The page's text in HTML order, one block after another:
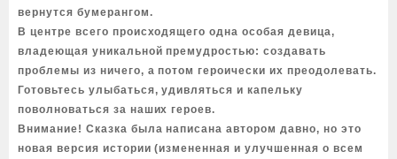
вернутся бумерангом.
В центре всего происходящего одна особая девица,
владеющая уникальной премудростью: создавать
проблемы из ничего, а потом героически их преодолевать.
Готовьтесь улыбаться, удивляться и капельку
поволноваться за наших героев.
Внимание! Сказка была написана автором давно, но это
новая версия истории (измененная и улучшенная о всем